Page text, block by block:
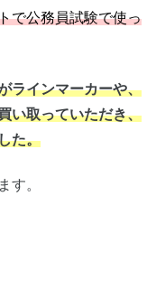
で公務員試験で使っ
ラインマーカーや、
い取っていただき、
た。
す。